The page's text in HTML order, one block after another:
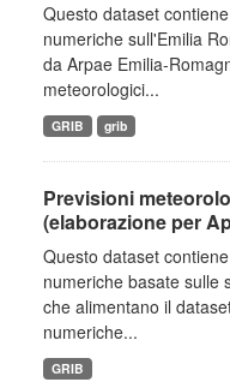
Questo dataset
numeriche sull'Emilia
da Arpae Emilia-
meteorologici...
GRIB grib
Previsioni
(elaborazione per
Questo dataset
numeriche basate sulle
che alimentano il
numeriche...
GRIB